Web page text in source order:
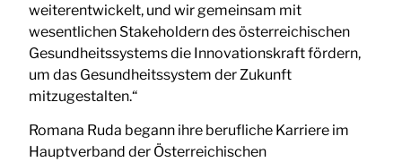
weiterentwickelt, und wir gemeinsam mit
wesentlichen Stakeholdern des österreichischen
Gesundheitssystems die Innovationskraft fördern,
um das Gesundheitssystem der Zukunft
mitzugestalten.“
Romana Ruda begann ihre berufliche Karriere im
Hauptverband der Österreichischen